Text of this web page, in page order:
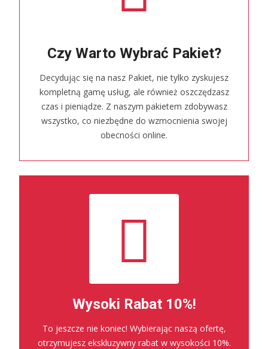
Czy Warto Wybrać Pakiet?
Decydując się na nasz Pakiet, nie tylko zyskujesz
kompletną gamę usług, ale również oszczędzasz
czas i pieniądze. Z naszym pakietem zdobywasz
wszystko, co niezbędne do wzmocnienia swojej
obecności online.
Wysoki Rabat 10%!
To jeszcze nie koniec! Wybierając naszą ofertę,
otrzymujesz ekskluzywny rabat w wysokości 10%.